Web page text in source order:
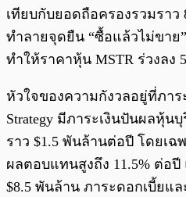
เทียบกับยอดถือครองรวมราว
ทำลายจุดยืน “ซื้อแล้วไม่ขา
ทำให้ราคาหุ้น MSTR ร่วงลง
หัวใจของความกังวลอยู่ที่ภาร
Strategy มีภาระเงินปันผลหุ้
ราว $1.5 พันล้านต่อปี โดยเฉ
ผลตอบแทนสูงถึง 11.5% ต่อ
$8.5 พันล้าน ภาระดอกเบี้ยแ